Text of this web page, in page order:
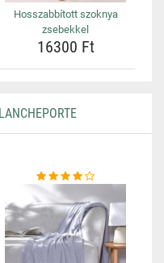
Hosszabbított szoknya
zsebekkel
16300 Ft